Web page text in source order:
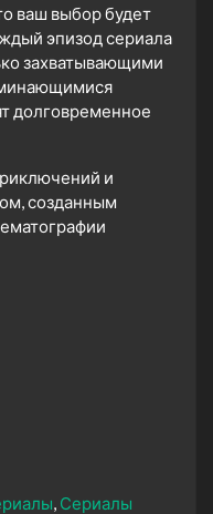
ваш выбор будет
эпизод сериала
захватывающими
долговременное
и
созданным
Сериалы